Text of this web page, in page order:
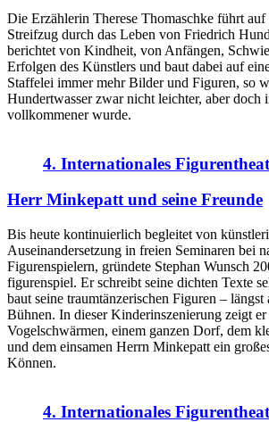
Die Erzählerin Therese Thomaschke führt auf
Streifzug durch das Leben von Friedrich
berichtet von Kindheit, von Anfängen,
Erfolgen des Künstlers und baut dabei auf
Staffelei immer mehr Bilder und Figuren, so
Hundertwasser zwar nicht leichter, aber doch
vollkommener wurde.
4. Internationales
Herr Minkepatt und seine Freunde
Bis heute kontinuierlich begleitet von
Auseinandersetzung in freien Seminaren bei
Figurenspielern, gründete Stephan Wunsch
figurenspiel. Er schreibt seine dichten Texte
baut seine traumtänzerischen Figuren – längst
Bühnen. In dieser Kinderinszenierung zeigt
Vogelschwärmen, einem ganzen Dorf, dem
und dem einsamen Herrn Minkepatt ein
Können.
4. Internationales